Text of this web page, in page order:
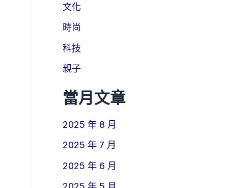
文化
時尚
科技
親子
當月文章
2025 年 8 月
2025 年 7 月
2025 年 6 月